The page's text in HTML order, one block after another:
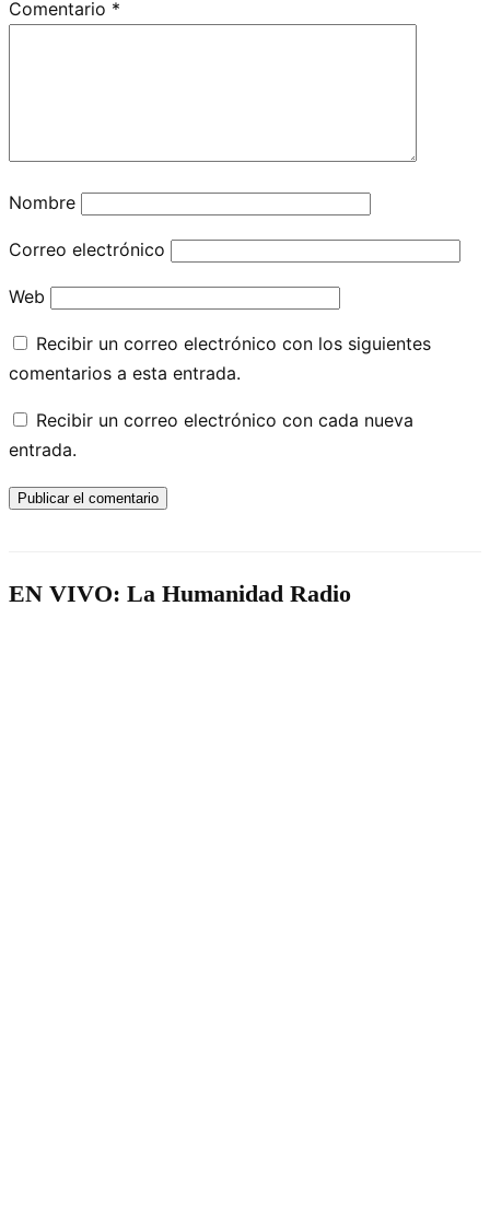
Comentario *
Nombre
Correo electrónico
Web
Recibir un correo electrónico con los siguientes
comentarios a esta entrada.
Recibir un correo electrónico con cada nueva
entrada.
EN VIVO: La Humanidad Radio